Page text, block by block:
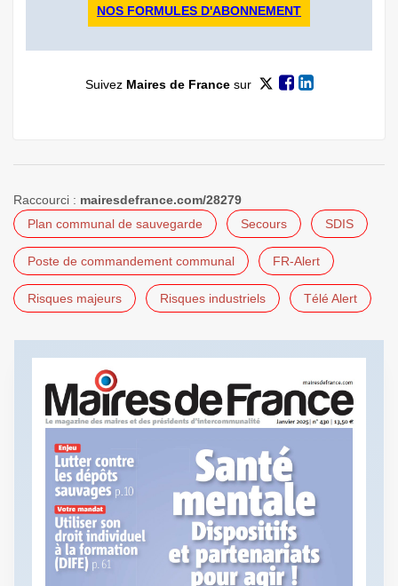
NOS FORMULES D'ABONNEMENT
Suivez Maires de Francesur
Raccourci : mairesdefrance.com/28279
Plan communal de sauvegarde
Secours SDIS
Poste de commandement communal FR-Alert
Risques majeurs Risques industriels Télé Alert